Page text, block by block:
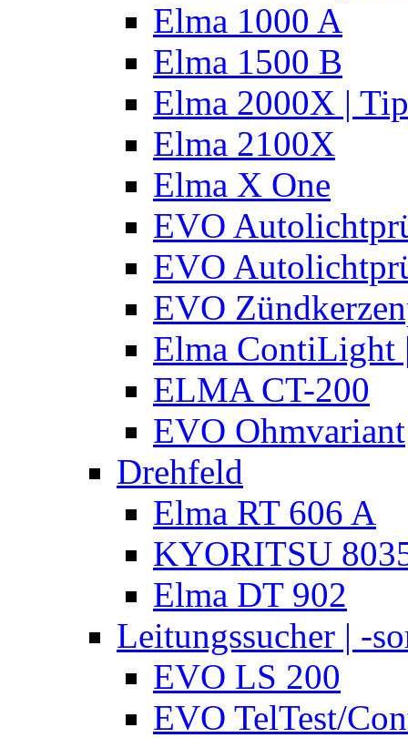
Elma 1000 A
Elma 1500 B
Elma 2000X |
Elma 2100X
Elma X One
EVO
EVO
EVO
Elma ContiLight
ELMA CT-200
EVO Ohmvariant
Drehfeld
Elma RT 606 A
KYORITSU
Elma DT 902
Leitungssucher | -
EVO LS 200
EVO TelTest/